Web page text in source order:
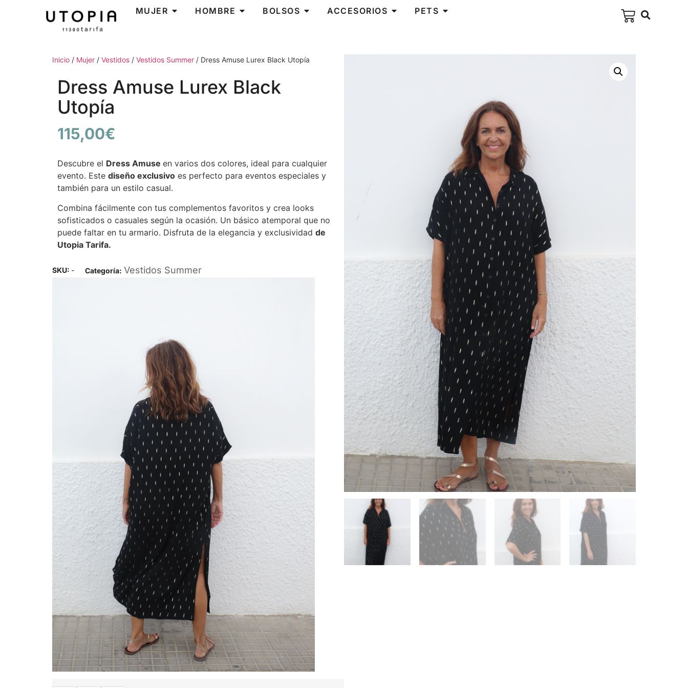
MUJER HOMBRE BOLSOS ACCESORIOS PETS
Inicio / Mujer / Vestidos / Vestidos Summer / Dress Amuse Lurex Black Utopía
Dress Amuse Lurex Black
Utopía
115,00€
Descubre el Dress Amuse en varios dos colores, ideal para cualquier
evento. Este diseño exclusivo es perfecto para eventos especiales y
también para un estilo casual.
Combina fácilmente con tus complementos favoritos y crea looks
sofisticados o casuales según la ocasión. Un básico atemporal que no
puede faltar en tu armario. Disfruta de la elegancia y exclusividad de
Utopia Tarifa.
SKU: - Categoría: Vestidos Summer